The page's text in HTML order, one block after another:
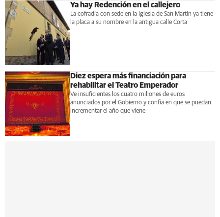
Ya hay Redención en el callejero
La cofradía con sede en la iglesia de San Martín ya tiene
la placa a su nombre en la antigua calle Corta
Diez espera más financiación para
rehabilitar el Teatro Emperador
Ve insuficientes los cuatro millones de euros
anunciados por el Gobierno y confía en que se puedan
incrementar el año que viene